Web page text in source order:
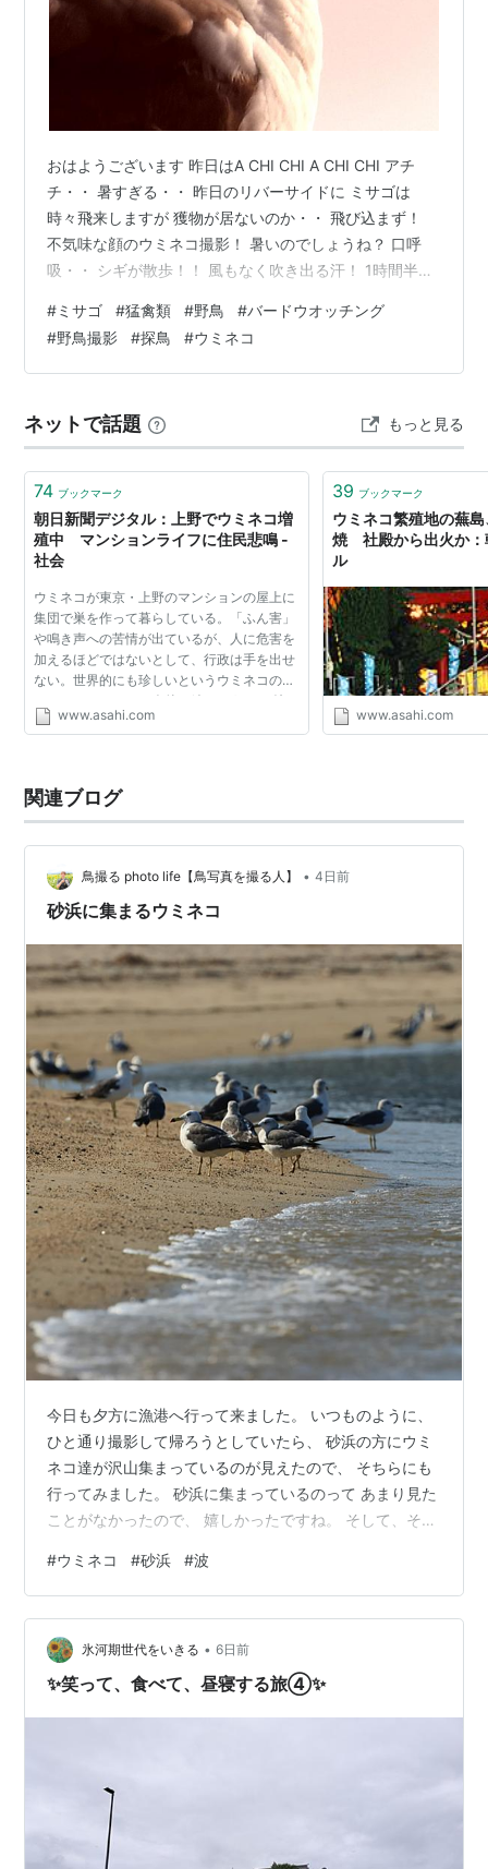
おはようございます 昨日はA CHI CHI A CHI CHI アチ
チ・・ 暑すぎる・・ 昨日のリバーサイドに ミサゴは
時々飛来しますが 獲物が居ないのか・・ 飛び込まず！
不気味な顔のウミネコ撮影！ 暑いのでしょうね？ 口呼
吸・・ シギが散歩！！ 風もなく吹き出る汗！ 1時間半で
ているのは同じ「じじばば」ばかり！ 最近は新顔が来
た！と思われているでしょうね！ ゆっくりクールダウン
して・・ 我が町の軽井沢（図書館）へ・・ 軽井沢は良く
探すのに 「右往左往」・・！ 今日は軽井沢（図書館）…
#ミサゴ #猛禽類 #野鳥 #バードウオッチング
#野鳥撮影 #探鳥 #ウミネコ
ネットで話題 もっと見る
74 ブックマーク
朝日新聞デジタル：上野でウミネコ増
殖中 マンションライフに住民悲鳴 -
社会
ウミネコが東京・上野のマンションの屋上に
集団で巣を作って暮らしている。「ふん害」
や鳴き声への苦情が出ているが、人に危害を
加えるほどではないとして、行政は手を出せ
ない。世界的にも珍しいというウミネコのマ
ンションライフは、今後も続きそうだ。 特
集：どうぶつ新聞 東京都台東区の上野公園
www.asahi.com
39 ブックマーク
ウミネコ繁殖地の蕪
焼 社殿から出火か：
ル
www.asahi.com
関連ブログ
鳥撮る photo life【鳥写真を撮る人】 • 4日前
砂浜に集まるウミネコ
今日も夕方に漁港へ行って来ました。 いつものように、
ひと通り撮影して帰ろうとしていたら、 砂浜の方にウミ
ネコ達が沢山集まっているのが見えたので、 そちらにも
行ってみました。 砂浜に集まっているのって あまり見た
ことがなかったので、 嬉しかったですね。 そして、それ
ん（No.2111405）のプロフィール - PIXTA (写真素材を
販売しています。宜しければご覧ください。) にほんブロ
グ村 にほんブログ村 ランキング参加中カメラ越しの世界
ランキング参加中鳥が好きな人たち
#ウミネコ #砂浜 #波
氷河期世代をいきる • 6日前
✨笑って、食べて、昼寝する旅④✨